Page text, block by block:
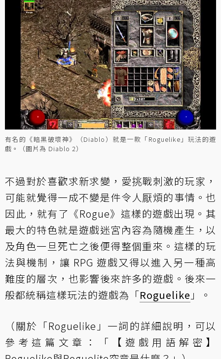
有名的《暗黑破壞神》（Diablo）就是一款「Roguelike」玩法的遊
戲。（圖片為 Diablo 2）
不過對於喜歡求新求變，愛挑戰刺激的玩家，
可能就覺得一成不變是件令人厭煩的事情。也
因此，就有了《Rogue》這樣的遊戲出現。其
最大的特色就是遊戲迷宮內容為隨機產生，以
及角色一旦死亡之後便得整個重來。這樣的玩
法與機制，讓 RPG 遊戲又得以進入另一種高
難度的層次，也影響後來許多的遊戲。後來一
般都統稱這樣玩法的遊戲為「Roguelike 」。
（關於「Roguelike」一詞的詳細說明，可以
參考這篇文章：「
【遊戲用語解密】